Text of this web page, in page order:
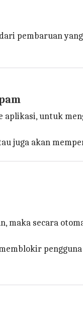
pembaruan yang
untuk
juga akan
maka secara